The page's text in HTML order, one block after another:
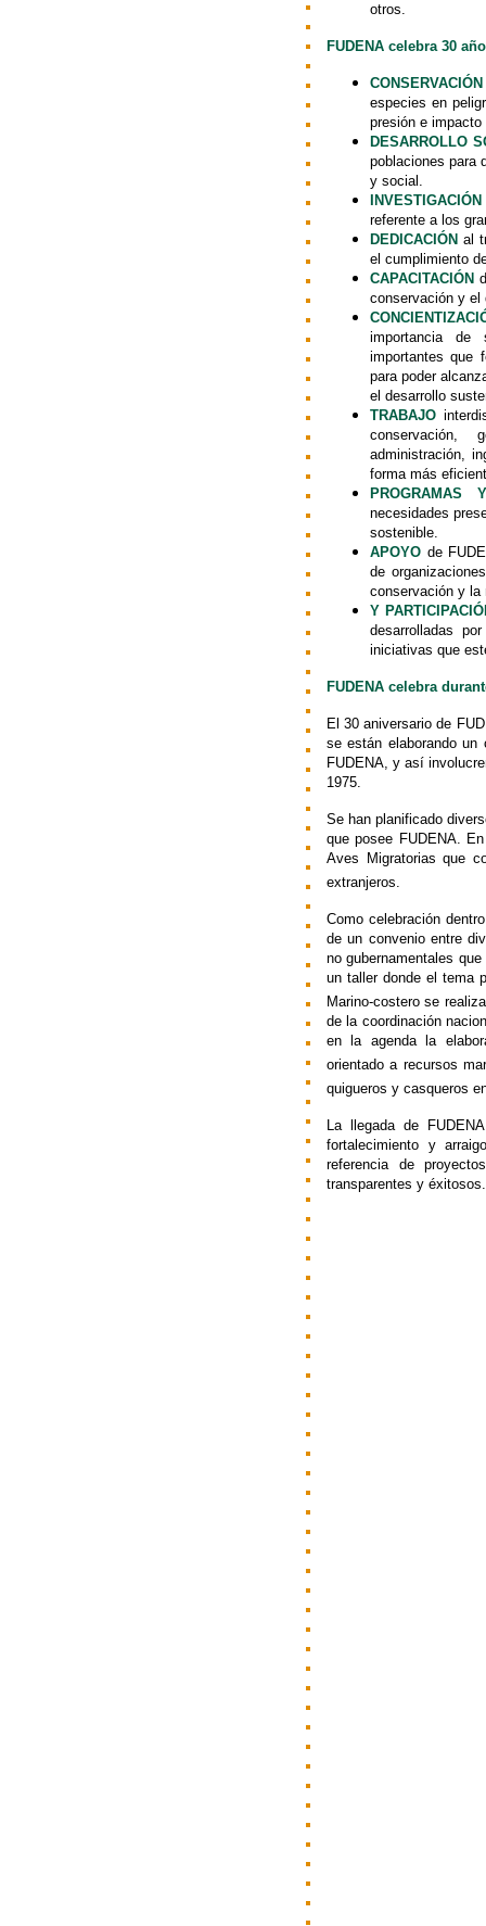
otros.
FUDENA celebra 30
CONSERVACIÓN
especies en
presión e impacto
DESARROLLO
poblaciones para
y social.
INVESTIGACIÓN
referente a los
DEDICACIÓN al
el cumplimiento
CAPACITACIÓN
conservación y el
importancia de
importantes que
para poder
el desarrollo
TRABAJO
conservación,
administración,
forma más
PROGRAMAS
necesidades
sostenible.
APOYO de
de
conservación y la
Y
desarrolladas
iniciativas que
FUDENA celebra
El 30 aniversario de
se están elaborando un
FUDENA, y así
1975.
Se han planificado
que posee FUDENA.
Aves Migratorias que
extranjeros.
Como celebración
de un convenio entre
no gubernamentales
un taller donde el tema
Marino-costero se
de la coordinación
en la agenda la
orientado a recursos
quigueros y casqueros
La llegada de
fortalecimiento y
referencia de
transparentes y éxitosos.